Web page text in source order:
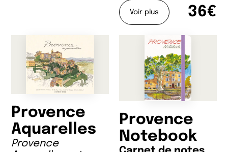
Voir plus 36€
Provence
Aquarelles
Provence
Provence
Notebook